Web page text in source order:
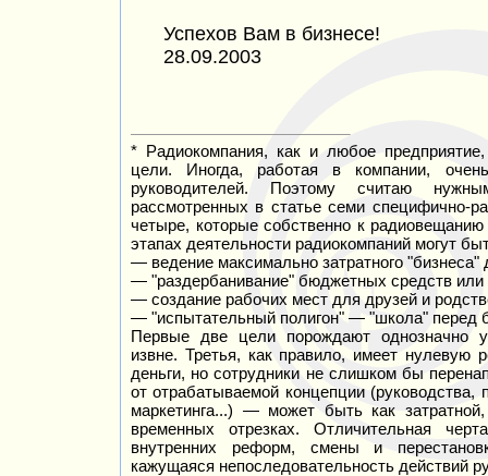
Успехов Вам в бизнесе!
28.09.2003
* Радиокомпания, как и любое
цели. Иногда, работая в компании,
руководителей. Поэтому считаю
рассмотренных в статье семи специфично-
четыре, которые собственно к
этапах деятельности радиокомпаний могут
— ведение максимально затратного "бизнеса"
— "раздербанивание" бюджетных средств или
— создание рабочих мест для друзей и
— "испытательный полигон" — "школа" перед
Первые две цели порождают однозначно
извне. Третья, как правило, имеет нулевую
деньги, но сотрудники не слишком бы
от отрабатываемой концепции (руководства,
маркетинга...) —может быть как
временных отрезках. Отличительная
внутренних реформ, смены и
кажущаяся непоследовательность действий